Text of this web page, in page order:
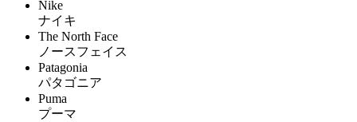
Nike
ナイキ
The North Face
ノースフェイス
Patagonia
パタゴニア
Puma
プーマ